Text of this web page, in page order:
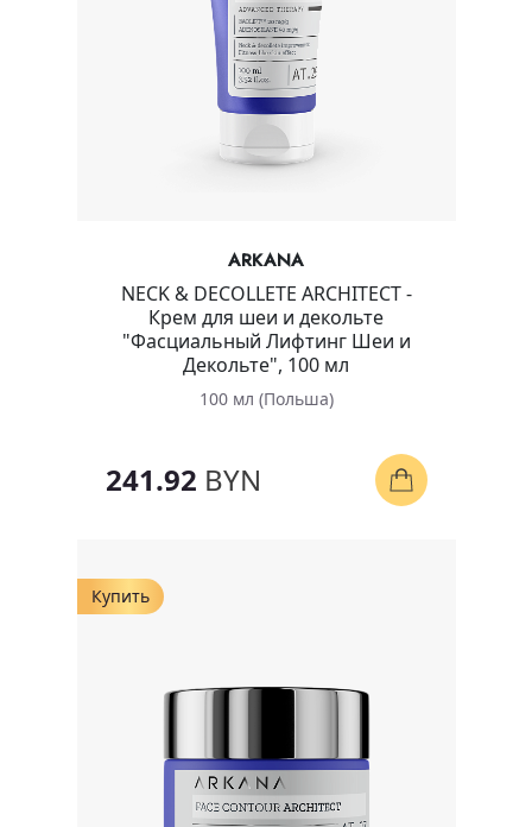
ARKANA
NECK & DECOLLETE ARCHITECT -
Крем для шеи и декольте
"Фасциальный Лифтинг Шеи и
Декольте", 100 мл
100 мл (Польша)
241.92 BYN
Купить